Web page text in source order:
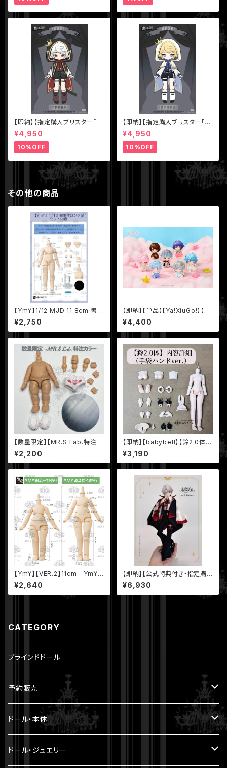
ドドール
【即納】【指定購入ブリスター「色
違いアスタ（黒マント）】【秘境巡
礼】シリーズ【Sunless】スタジ
オ 1/12 BJD ブラインドドール
¥4,950
10%OFF
【即納】【指定購入ブリスター「色
違いアスタ（白マント）】【秘境巡
礼】シリーズ【Sunless】スタジ
オ 1/12 BJD ブラインドドール
¥4,950
10%OFF
その他の商品
【YmY】1/12 MJD 11.8cm 書生
体ロング足 YmYドール YmYボ
ディ
¥2,750
【即納】【単品】【Ya!XiuGo!】【Yo
utypeToys】 BJD ブラインド
ドール
¥4,400
【数量限定】【MR.S Lab.特注カ
ラー】【YmY】5.6cm YmYドー
ル YmYボディ 幼ボディ サンラ
イト肌
¥2,200
【即納】【babybell】【鈴2.0体・
手袋ハンドver.】11.5cm 1/12 B
JD 球体関節人形 ボディ
¥3,190
【YmY】【VER.2】11cm YmYド
ール YmYボディ ロング足 ミル
ク 桜ピンク ホワイト ピュアホワ
イト
¥2,640
【即納】【公式特典付き・指定購
入ブリスター・ヴァンパイア・ロラ
ンROLAN】【永夜刻痕】シリーズ
特6 BJD ブラインドドール
¥6,930
CATEGORY
ブラインドドール
予約販売
5.6cm ～ 20cm
22cm ～
ドール・本体
ヘッド
ドール・ジュエリー